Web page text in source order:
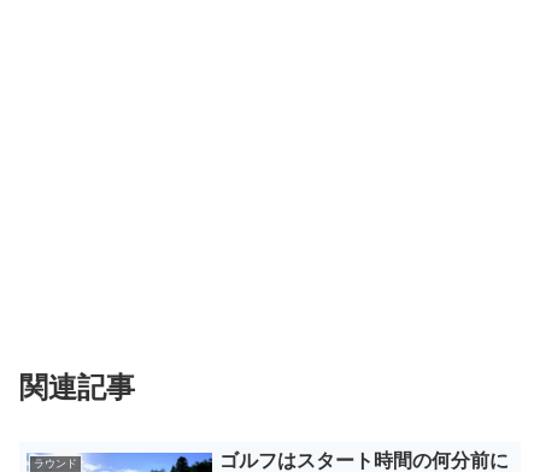
関連記事
ラウンド
ゴルフはスタート時間の何分前に